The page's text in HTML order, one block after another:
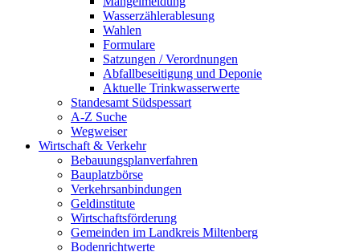
Wasserzählerablesung
Wahlen
Formulare
Satzungen / Verordnungen
Abfallbeseitigung und Deponie
Aktuelle Trinkwasserwerte
Standesamt Südspessart
A-Z Suche
Wegweiser
Wirtschaft & Verkehr
Bebauungsplanverfahren
Bauplatzbörse
Verkehrsanbindungen
Geldinstitute
Wirtschaftsförderung
Gemeinden im Landkreis Miltenberg
Bodenrichtwerte